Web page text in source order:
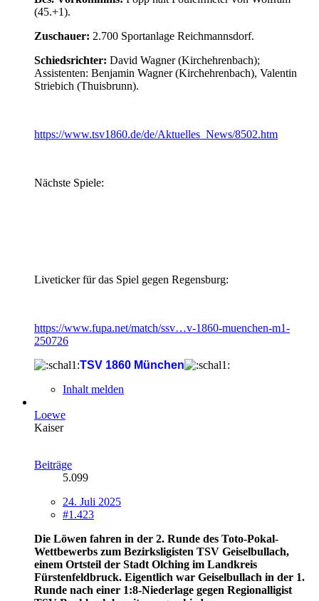
(45.+1).
Zuschauer: 2.700 Sportanlage Reichmannsdorf.
Schiedsrichter: David Wagner (Kirchehrenbach);
Assistenten: Benjamin Wagner (Kirchehrenbach), Valentin
Striebich (Thuisbrunn).
https://www.tsv1860.de/de/Aktuelles_News/8502.htm
Nächste Spiele:
Liveticker für das Spiel gegen Regensburg:
https://www.fupa.net/match/ssv…v-1860-muenchen-m1-
250726
TSV 1860 München
Inhalt melden
Loewe
Kaiser
Beiträge
5.099
24. Juli 2025
#1.423
Die Löwen fahren in der 2. Runde des Toto-Pokal-
Wettbewerbs zum Bezirksligisten TSV Geiselbullach,
einem Ortsteil der Stadt Olching im Landkreis
Fürstenfeldbruck. Eigentlich war Geiselbullach in der 1.
Runde nach einer 1:8-Niederlage gegen Regionalligist